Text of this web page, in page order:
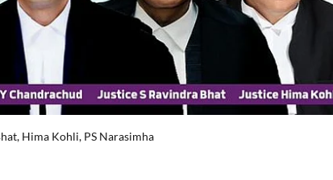
Hima Kohli, PS Narasimha